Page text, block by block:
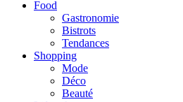
Food
Gastronomie
Bistrots
Tendances
Shopping
Mode
Déco
Beauté